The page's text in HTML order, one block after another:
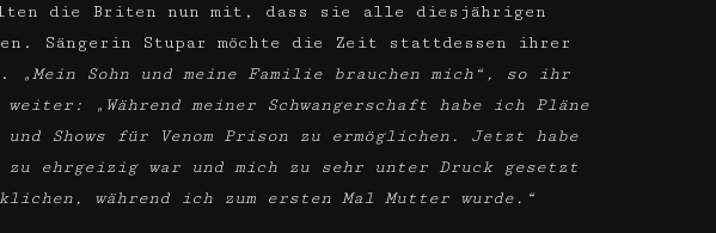
die Briten nun mit, dass sie alle diesjährigen
Sängerin Stupar möchte die Zeit stattdessen ihrer
„Mein Sohn und meine Familie brauchen mich“, so ihr
„Während meiner Schwangerschaft habe ich Pläne
Shows für Venom Prison zu ermöglichen. Jetzt habe
ehrgeizig war und mich zu sehr unter Druck gesetzt
während ich zum ersten Mal Mutter wurde.“